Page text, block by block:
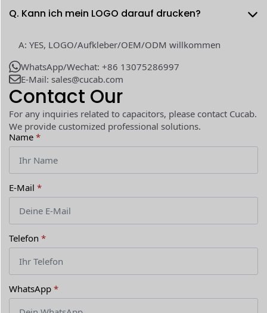
Q. Kann ich mein LOGO darauf drucken?
A: YES, LOGO/Aufkleber/OEM/ODM willkommen
WhatsApp/Wechat: +86 13075286997
E-Mail: sales@cucab.com
Contact Our
For any inquiries related to capacitors, please contact Cucab.
We provide customized professional solutions.
Name *
E-Mail *
Telefon *
WhatsApp *